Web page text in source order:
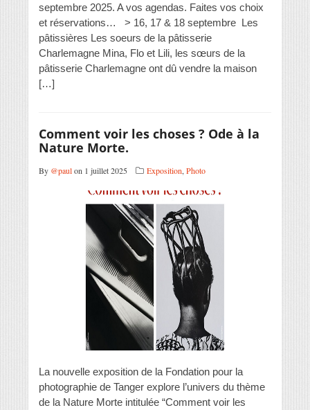
septembre 2025. A vos agendas. Faites vos choix
et réservations… > 16, 17 & 18 septembre Les
pâtissières Les soeurs de la pâtisserie
Charlemagne Mina, Flo et Lili, les sœurs de la
pâtisserie Charlemagne ont dû vendre la maison
[…]
Comment voir les choses ? Ode à la
Nature Morte.
By @paulon 1 juillet 2025 Exposition, Photo
La nouvelle exposition de la Fondation pour la
photographie de Tanger explore l’univers du thème
de la Nature Morte intitulée “Comment voir les